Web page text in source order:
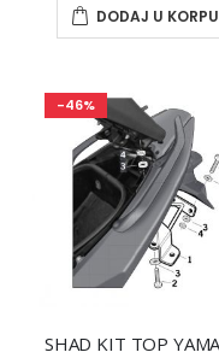
DODAJ U KORPU
-46%